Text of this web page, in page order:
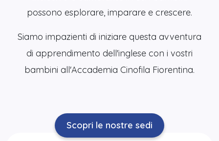
possono esplorare, imparare e crescere.
Siamo impazienti di iniziare questa avventura
di apprendimento dell'inglese con i vostri
bambini all'Accademia Cinofila Fiorentina.
Scopri le nostre sedi